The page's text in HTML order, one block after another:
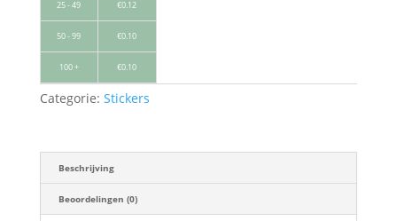
25 - 49 €0.12
50 - 99 €0.10
100 + €0.10
Categorie: Stickers
Beschrijving
Beoordelingen (0)